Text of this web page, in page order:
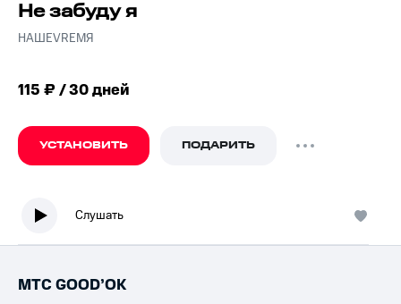
Не забуду я
НАШЕVREMЯ
115 ₽ / 30 дней
УСТАНОВИТЬ ПОДАРИТЬ
Слушать
МТС GOOD’OK